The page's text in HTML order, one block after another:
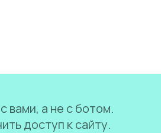
вами, а не с ботом.
доступ к сайту.